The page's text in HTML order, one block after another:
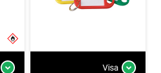
Visa